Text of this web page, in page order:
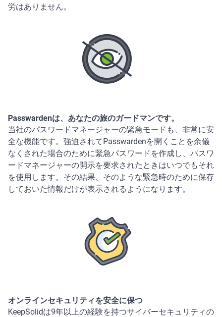
労はありません。
Passwardenは、あなたの旅のガードマンです。
当社のパスワードマネージャーの緊急モードも、非常に安
全な機能です。強迫されてPasswardenを開くことを余儀
なくされた場合のために緊急パスワードを作成し、パスワ
ードマネージャーの開示を要求されたときはいつでもそれ
を使用します。その結果、そのような緊急時のために保存
しておいた情報だけが表示されるようになります。
オンラインセキュリティを安全に保つ
KeepSolidは9年以上の経験を持つサイバーセキュリティの